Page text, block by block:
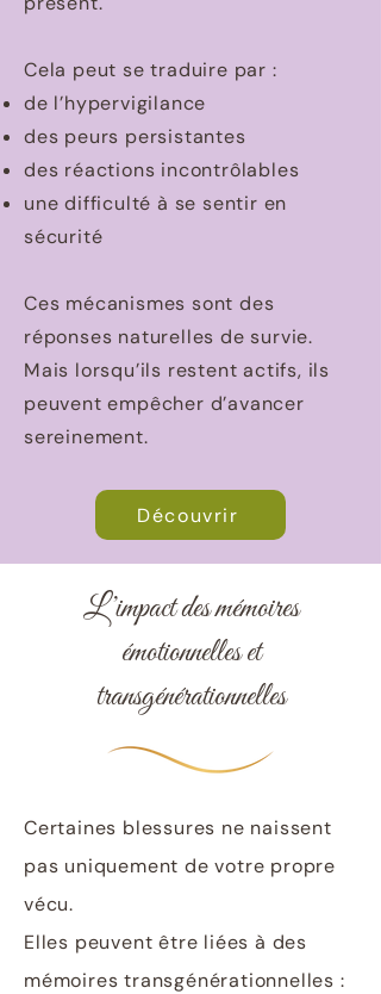
Cela peut se traduire par :
de l’hypervigilance
des peurs persistantes
des réactions incontrôlables
une difficulté à se sentir en
sécurité
Ces mécanismes sont des
réponses naturelles de survie.
Mais lorsqu’ils restent actifs, ils
peuvent empêcher d’avancer
sereinement.
Découvrir
L’impact des mémoires
émotionnelles et
transgénérationnelles
Certaines blessures ne naissent
pas uniquement de votre propre
vécu.
Elles peuvent être liées à des
mémoires transgénérationnelles :